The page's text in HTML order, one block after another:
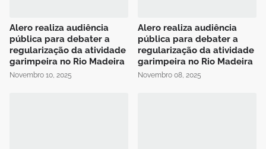
Alero realiza audiência
pública para debater a
regularização da atividade
garimpeira no Rio Madeira
Novembro 10, 2025
Alero realiza audiência
pública para debater a
regularização da atividade
garimpeira no Rio Madeira
Novembro 08, 2025